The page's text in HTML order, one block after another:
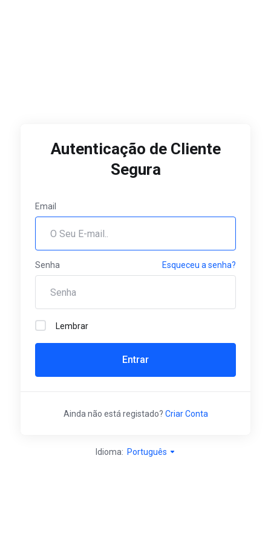
Autenticação de Cliente
Segura
Email
Senha Esqueceu a senha?
Lembrar
Entrar
Ainda não está registado? Criar Conta
Idioma: Português